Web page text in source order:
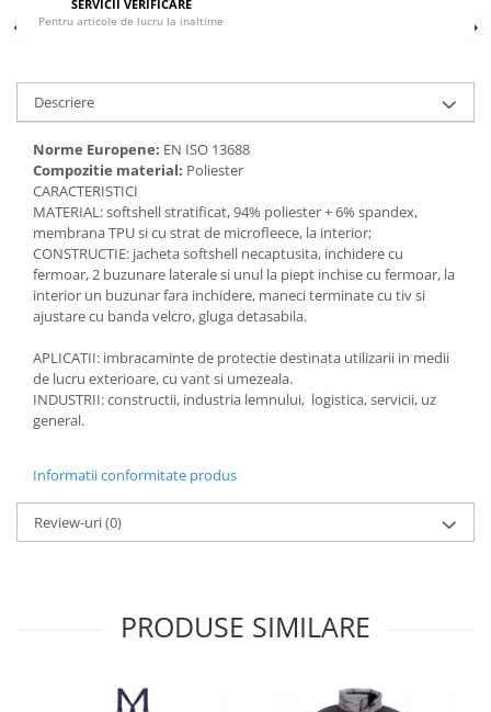
Incaltaminte ESD
Pantofi fara protectie
Protectie chimica
Saboti
Manusi
Manecute
Manusi fibre speciale
Manusi fibre speciale impregnate
Manusi latex
Manusi nitril
Manusi piele
SERVICII VERIFICARE
Pentru articole de lucru la inaltime
Descriere
Norme Europene: EN ISO 13688
Compozitie material: Poliester
CARACTERISTICI
MATERIAL: softshell stratificat, 94% poliester + 6% spandex,
membrana TPU si cu strat de microfleece, la interior;
CONSTRUCTIE: jacheta softshell necaptusita, inchidere cu
fermoar, 2 buzunare laterale si unul la piept inchise cu fermoar, la
interior un buzunar fara inchidere, maneci terminate cu tiv si
ajustare cu banda velcro, gluga detasabila.
APLICATII: imbracaminte de protectie destinata utilizarii in medii
de lucru exterioare, cu vant si umezeala.
INDUSTRII: constructii, industria lemnului, logistica, servicii, uz
general.
Informatii conformitate produs
Review-uri(0)
PRODUSE SIMILARE